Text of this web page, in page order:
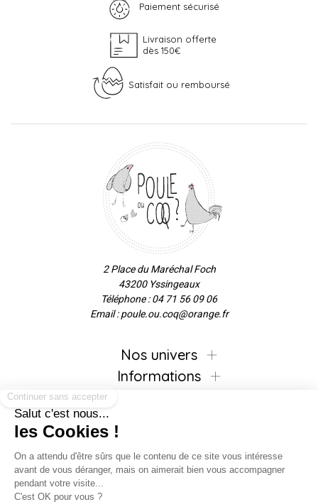
Paiement sécurisé
Livraison offerte
dès 150€
Satisfait ou remboursé
2 Place du Maréchal Foch
43200 Yssingeaux
Téléphone : 04 71 56 09 06
Email : poule.ou.coq@orange.fr
Nos univers
Informations
Inscrivez-vous à la newsletter !
Salut c'est nous...
les Cookies !
On a attendu d'être sûrs que le contenu de ce site vous intéresse
avant de vous déranger, mais on aimerait bien vous accompagner
pendant votre visite...
C'est OK pour vous ?